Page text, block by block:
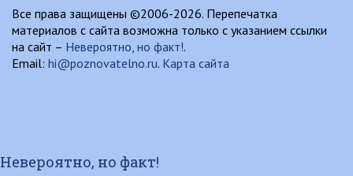
Все права защищены ©2006-2026. Перепечатка
материалов с сайта возможна только с указанием ссылки
на сайт – Невероятно, но факт!.
Email: hi@poznovatelno.ru. Карта сайта
Невероятно, но факт!